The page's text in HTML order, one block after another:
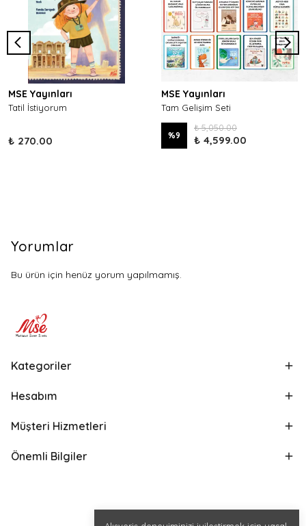
MSE Yayınları
Tatil İstiyorum
₺ 270.00
MSE Yayınları
Tam Gelişim Seti
%9
₺ 5,050.00
₺ 4,599.00
Yorumlar
Bu ürün için henüz yorum yapılmamış.
Kategoriler
Hesabım
Müşteri Hizmetleri
Önemli Bilgiler